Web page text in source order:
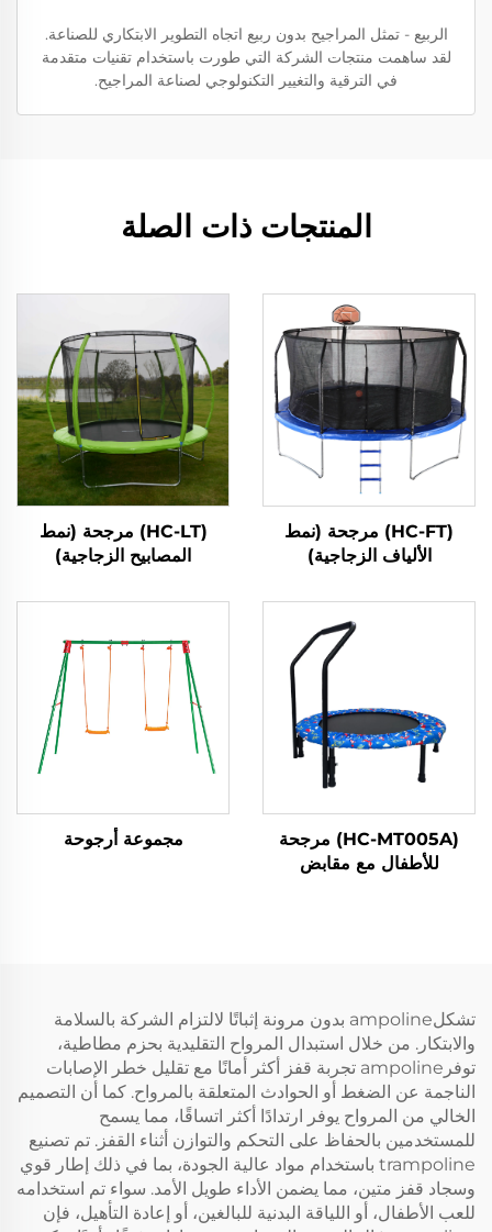
الربيع - تمثل المراجيح بدون ربيع اتجاه التطوير الابتكاري للصناعة.
لقد ساهمت منتجات الشركة التي طورت باستخدام تقنيات متقدمة
في الترقية والتغيير التكنولوجي لصناعة المراجيح.
المنتجات ذات الصلة
(HC-FT) مرجحة (نمط
الألياف الزجاجية)
(HC-LT) مرجحة (نمط
المصابيح الزجاجية)
(HC-MT005A) مرجحة
للأطفال مع مقابض
مجموعة أرجوحة
تشكلampoline بدون مرونة إثباتًا لالتزام الشركة بالسلامة
والابتكار. من خلال استبدال المرواح التقليدية بحزم مطاطية،
توفرampoline تجربة قفز أكثر أمانًا مع تقليل خطر الإصابات
الناجمة عن الضغط أو الحوادث المتعلقة بالمرواح. كما أن التصميم
الخالي من المرواح يوفر ارتدادًا أكثر اتساقًا، مما يسمح
للمستخدمين بالحفاظ على التحكم والتوازن أثناء القفز. تم تصنيع
trampoline باستخدام مواد عالية الجودة، بما في ذلك إطار قوي
وسجاد قفز متين، مما يضمن الأداء طويل الأمد. سواء تم استخدامه
للعب الأطفال، أو اللياقة البدنية للبالغين، أو إعادة التأهيل، فإن